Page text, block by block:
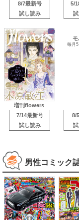
8/7最新号
試し読み
5/
増刊flowers
7/14最新号
モ
毎月
8/
男性コミック